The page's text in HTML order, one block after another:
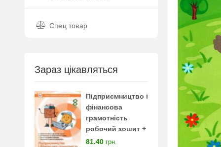
Спец товар
Зараз цікавляться
Підприємництво і
фінансова
грамотність
робочий зошит +
тестові завдання 8
81.40 грн.